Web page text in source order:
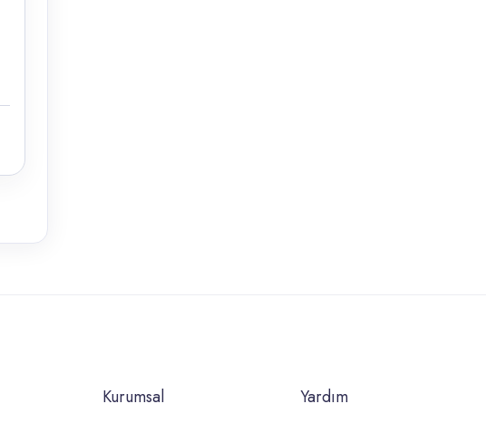
Kurumsal Yardım